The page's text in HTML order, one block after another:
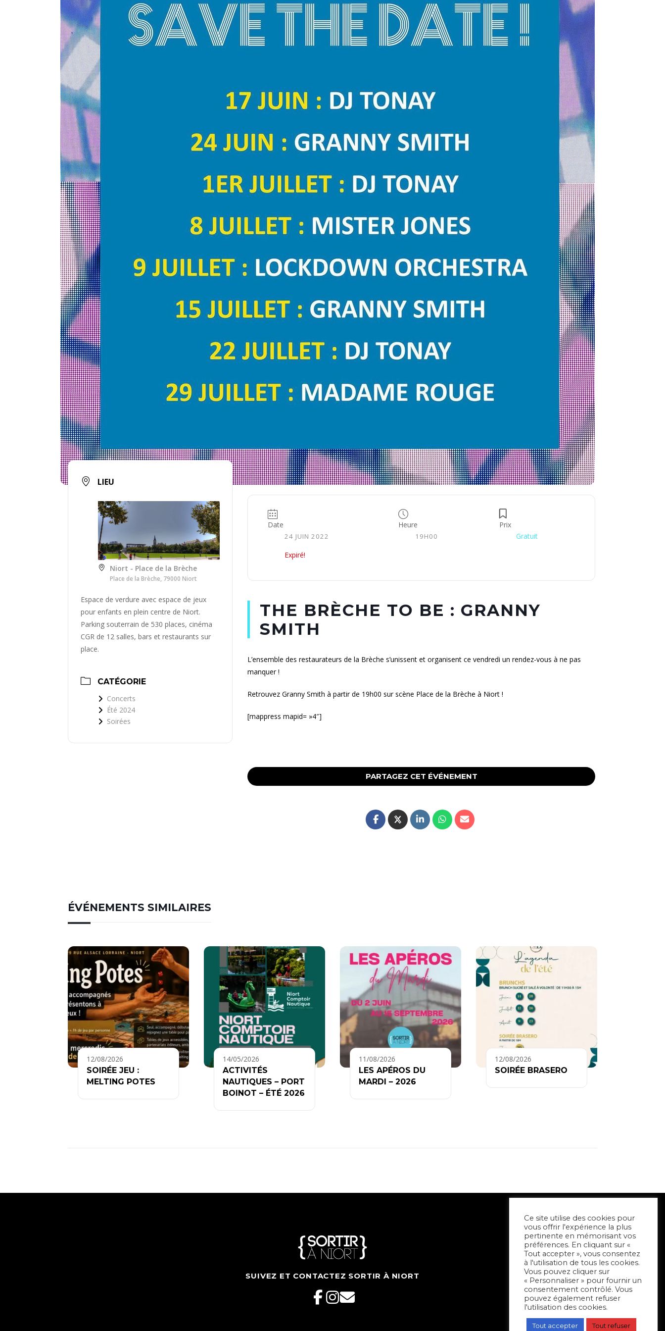
LIEU
Niort - Place de la Brèche
Place de la Brèche, 79000 Niort
Espace de verdure avec espace de jeux
pour enfants en plein centre de Niort.
Parking souterrain de 530 places, cinéma
CGR de 12 salles, bars et restaurants sur
place.
CATÉGORIE
Concerts
Été 2024
Soirées
Date
24 JUIN 2022
Expiré!
Heure
19H00
Prix
Gratuit
THE BRÈCHE TO BE : GRANNY
SMITH
L’ensemble des restaurateurs de la Brèche s’unissent et organisent ce vendredi un rendez-vous à ne pas
manquer !
Retrouvez Granny Smith à partir de 19h00 sur scène Place de la Brèche à Niort !
[mappress mapid= »4″]
PARTAGEZ CET ÉVÉNEMENT
ÉVÉNEMENTS SIMILAIRES
12/08/2026
SOIRÉE JEU :
MELTING POTES
14/05/2026
ACTIVITÉS
NAUTIQUES – PORT
BOINOT – ÉTÉ 2026
11/08/2026
LES APÉROS DU
MARDI – 2026
12/08/2026
SOIRÉE BRASERO
SUIVEZ ET CONTACTEZ SORTIR À NIORT
Ce site utilise des cookies pour
vous offrir l'expérience la plus
pertinente en mémorisant vos
préférences. En cliquant sur «
Tout accepter », vous consentez
à l'utilisation de tous les cookies.
Vous pouvez cliquer sur
« Personnaliser » pour fournir un
consentement contrôlé. Vous
pouvez également refuser
l'utilisation des cookies.
Tout accepter Tout refuser